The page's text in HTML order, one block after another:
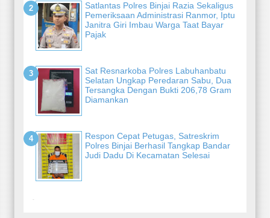
Satlantas Polres Binjai Razia Sekaligus
Pemeriksaan Administrasi Ranmor, Iptu
Janitra Giri Imbau Warga Taat Bayar
Pajak
Sat Resnarkoba Polres Labuhanbatu
Selatan Ungkap Peredaran Sabu, Dua
Tersangka Dengan Bukti 206,78 Gram
Diamankan
Respon Cepat Petugas, Satreskrim
Polres Binjai Berhasil Tangkap Bandar
Judi Dadu Di Kecamatan Selesai
-